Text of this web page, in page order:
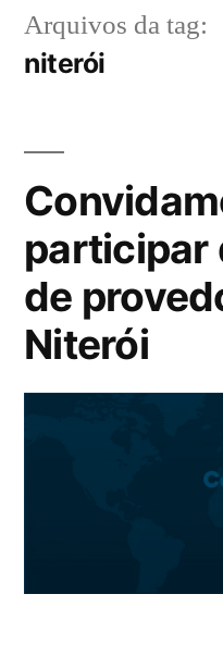
Arquivos da tag:
niterói
participar
de
Niterói